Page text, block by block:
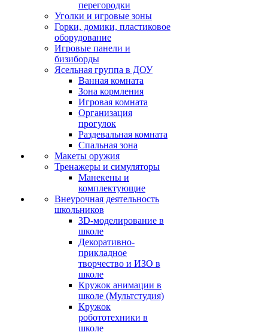
перегородки
Уголки и игровые зоны
Горки, домики, пластиковое
оборудование
Игровые панели и
бизиборды
Ясельная группа в ДОУ
Ванная комната
Зона кормления
Игровая комната
Организация
прогулок
Раздевальная комната
Спальная зона
Макеты оружия
Тренажеры и симуляторы
Манекены и
комплектующие
Внеурочная деятельность
школьников
3D-моделирование в
школе
Декоративно-
прикладное
творчество и ИЗО в
школе
Кружок анимации в
школе (Мультстудия)
Кружок
робототехники в
школе